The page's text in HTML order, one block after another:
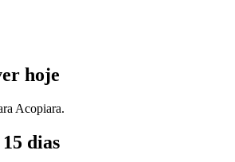
hoje
Acopiara.
dias